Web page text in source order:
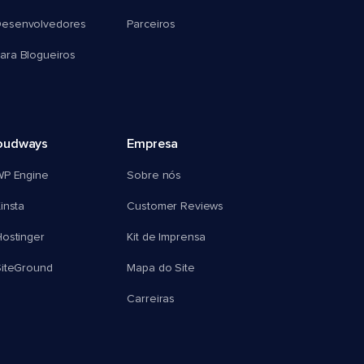
Blogueiros
Parceiros
Engine
Empresa
Sobre nós
Customer Reviews
Kit de Imprensa
Mapa do Site
Carreiras